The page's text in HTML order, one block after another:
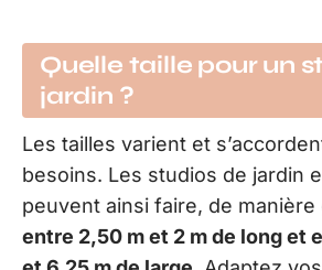
Quelle taille pour un
jardin ?
Les tailles varient et
besoins. Les studios de jardin
peuvent ainsi faire, de manière
entre 2,50 m et 2 m de long et